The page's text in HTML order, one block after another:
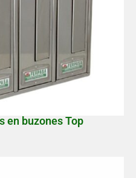
en buzones Top